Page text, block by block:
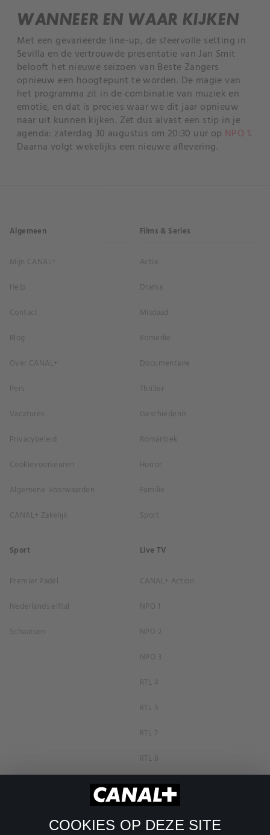
COOKIES OP DEZE SITE
WANNEER EN WAAR KIJKEN
Met een gevarieerde line-up, de sfeervolle setting in
Sevilla en de vertrouwde presentatie van Jan Smit
belooft het nieuwe seizoen van Beste Zangers
opnieuw een hoogtepunt te worden. De magie van
het programma zit in de combinatie van muziek en
emotie, en dat is precies waar we dit jaar opnieuw
naar uit kunnen kijken. Zet dus alvast een stip in je
agenda: zaterdag 30 augustus om 20:30 uur op NPO 1.
Daarna volgt wekelijks een nieuwe aflevering.
Algemeen
Mijn CANAL+
Help
Contact
Blog
Over CANAL+
Pers
Vacatures
Privacybeleid
Cookievoorkeuren
Algemene Voorwaarden
CANAL+ Zakelijk
Films & Series
Actie
Drama
Misdaad
Komedie
Documentaire
Thriller
Geschiedenis
Romantiek
Horror
Familie
Sport
Sport
Premier Padel
Nederlands elftal
Schaatsen
Live TV
CANAL+ Action
NPO 1
NPO 2
NPO 3
RTL 4
RTL 5
RTL 7
RTL 8
RTL Z
SBS6